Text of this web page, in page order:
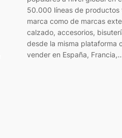
50.000 líneas de productos
marca como de marcas
calzado, accesorios,
desde la misma plataforma
vender en España,